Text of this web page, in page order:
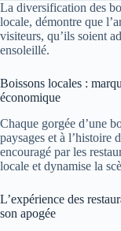
La diversification des
locale, démontre que
visiteurs, qu’ils soient
ensoleillé.
Boissons locales :
économique
Chaque gorgée d’une
paysages et à l’histoire
encouragé par les
locale et dynamise la
L’expérience des
son apogée